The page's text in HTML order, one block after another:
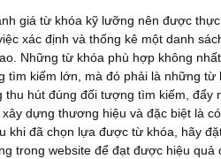
giá từ khóa kỹ lưỡng nên được
xác định và thống kê một danh
Những từ khóa phù hợp không
tìm kiếm lớn, mà đó phải là những từ
thu hút đúng đối tượng tìm kiếm, đẩy
dựng thương hiệu và đặc biệt là
khi đã chọn lựa được từ khóa, hãy
trong website để đạt được hiệu quả